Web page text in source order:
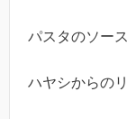
パスタのソー
ハヤシからの